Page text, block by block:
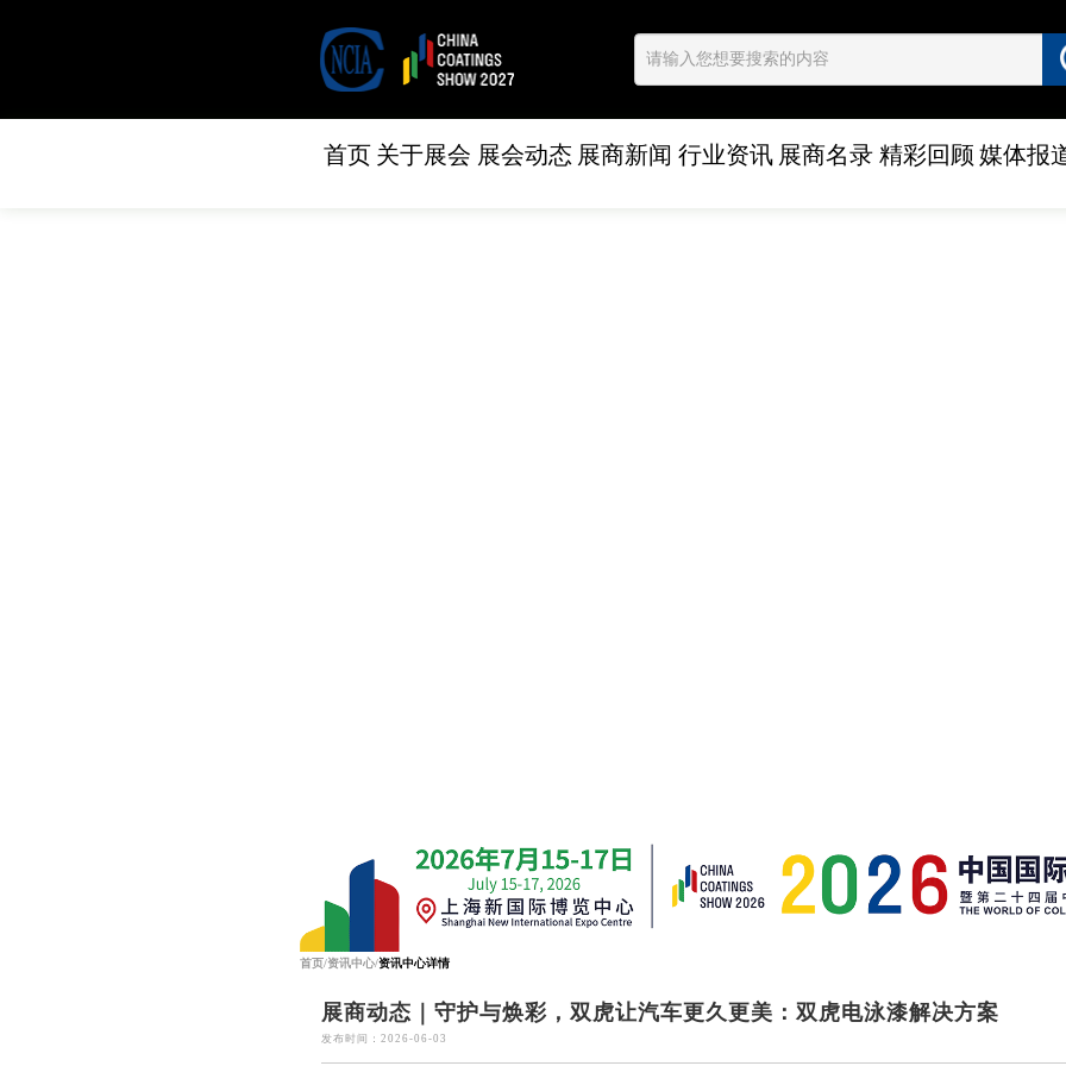
首页 关于展会 展会动态 展商新闻 行业资讯 展商名录 精彩回顾 媒体报
首页/资讯中心/资讯中心详情
展商动态｜守护与焕彩，双虎让汽车更久更美：双虎电泳漆解决方案
发布时间：2026-06-03